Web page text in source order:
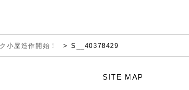
小屋造作開始！ S__40378429
SITE MAP